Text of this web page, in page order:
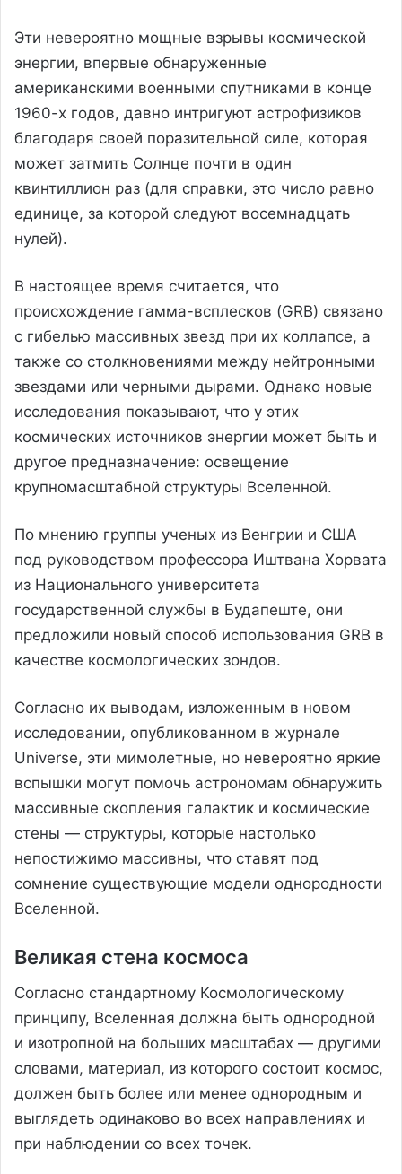
Эти невероятно мощные взрывы космической
энергии, впервые обнаруженные
американскими военными спутниками в конце
1960-х годов, давно интригуют астрофизиков
благодаря своей поразительной силе, которая
может затмить Солнце почти в один
квинтиллион раз (для справки, это число равно
единице, за которой следуют восемнадцать
нулей).
В настоящее время считается, что
происхождение гамма-всплесков (GRB) связано
с гибелью массивных звезд при их коллапсе, а
также со столкновениями между нейтронными
звездами или черными дырами. Однако новые
исследования показывают, что у этих
космических источников энергии может быть и
другое предназначение: освещение
крупномасштабной структуры Вселенной.
По мнению группы ученых из Венгрии и США
под руководством профессора Иштвана Хорвата
из Национального университета
государственной службы в Будапеште, они
предложили новый способ использования GRB в
качестве космологических зондов.
Согласно их выводам, изложенным в новом
исследовании, опубликованном в журнале
Universe, эти мимолетные, но невероятно яркие
вспышки могут помочь астрономам обнаружить
массивные скопления галактик и космические
стены — структуры, которые настолько
непостижимо массивны, что ставят под
сомнение существующие модели однородности
Вселенной.
Великая стена космоса
Согласно стандартному Космологическому
принципу, Вселенная должна быть однородной
и изотропной на больших масштабах — другими
словами, материал, из которого состоит космос,
должен быть более или менее однородным и
выглядеть одинаково во всех направлениях и
при наблюдении со всех точек.